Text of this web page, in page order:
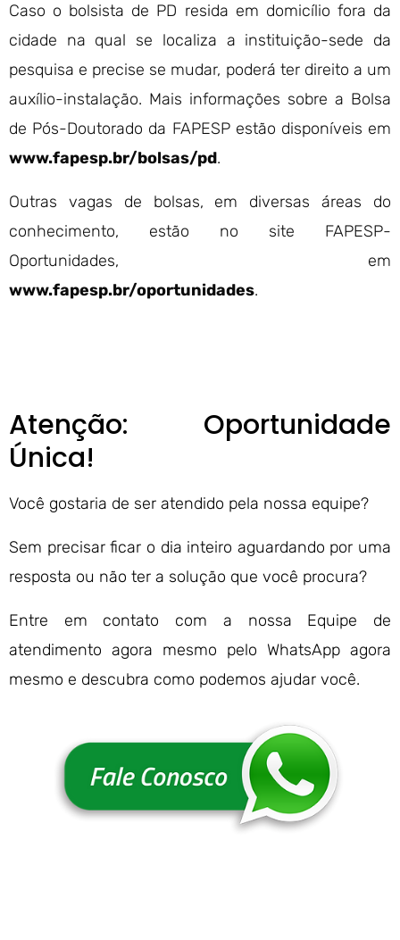
Caso o bolsista de PD resida em domicílio fora da
cidade na qual se localiza a instituição-sede da
pesquisa e precise se mudar, poderá ter direito a um
auxílio-instalação. Mais informações sobre a Bolsa
de Pós-Doutorado da FAPESP estão disponíveis em
www.fapesp.br/bolsas/pd.
Outras vagas de bolsas, em diversas áreas do
conhecimento, estão no site FAPESP-
Oportunidades, em
www.fapesp.br/oportunidades.
Atenção: Oportunidade
Única!
Você gostaria de ser atendido pela nossa equipe?
Sem precisar ficar o dia inteiro aguardando por uma
resposta ou não ter a solução que você procura?
Entre em contato com a nossa Equipe de
atendimento agora mesmo pelo WhatsApp agora
mesmo e descubra como podemos ajudar você.